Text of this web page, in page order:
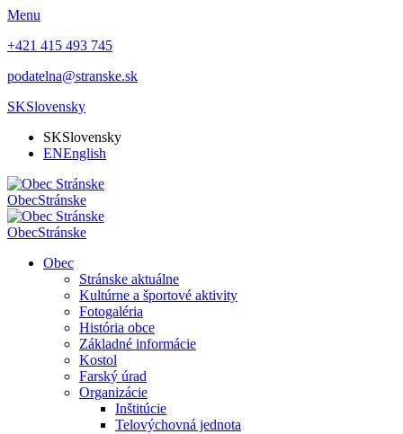
Menu
+421 415 493 745
podatelna@stranske.sk
SKSlovensky
SKSlovensky
ENEnglish
ObecStránske
ObecStránske
Obec
Stránske aktuálne
Kultúrne a športové aktivity
Fotogaléria
História obce
Základné informácie
Kostol
Farský úrad
Organizácie
Inštitúcie
Telovýchovná jednota